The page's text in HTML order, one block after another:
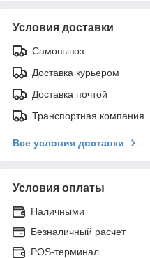
Условия доставки
Самовывоз
Доставка курьером
Доставка почтой
Транспортная компания
Все условия доставки
Условия оплаты
Наличными
Безналичный расчет
POS-терминал